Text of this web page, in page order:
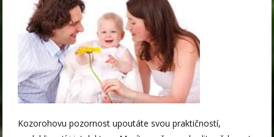
Kozorohovu pozornost upoutáte svou praktičností,